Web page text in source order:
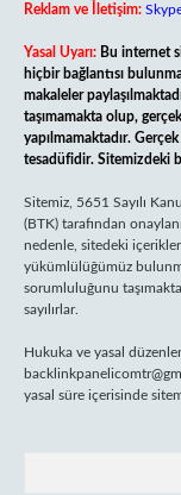
Reklam ve İletişim:
Yasal Uyarı: Bu internet
hiçbir bağlantısı
makaleler
taşımamakta olup,
yapılmamaktadır.
tesadüfidir. Sitemizdeki
Sitemiz, 5651 Sayılı
(BTK) tarafından
nedenle, sitedeki
yükümlülüğümüz
sorumluluğunu
sayılırlar.
Hukuka ve yasal
yasal süre içerisinde